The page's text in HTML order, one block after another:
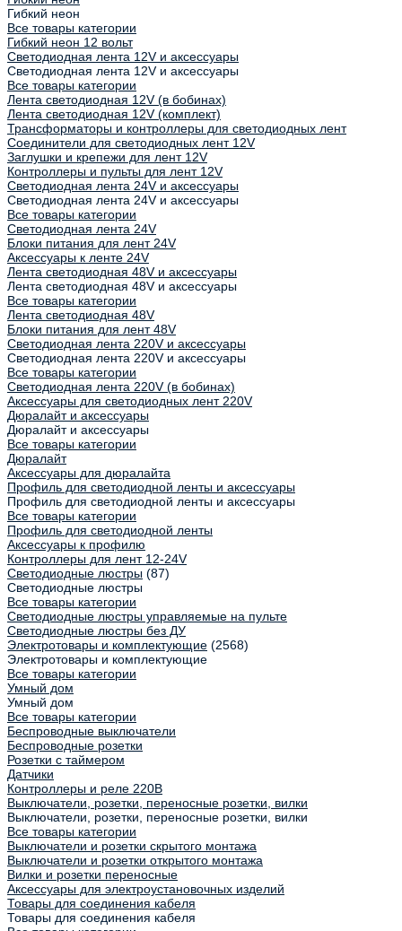
Гибкий неон
Все товары категории
Гибкий неон 12 вольт
Светодиодная лента 12V и аксессуары
Светодиодная лента 12V и аксессуары
Все товары категории
Лента светодиодная 12V (в бобинах)
Лента светодиодная 12V (комплект)
Трансформаторы и контроллеры для светодиодных лент
Соединители для светодиодных лент 12V
Заглушки и крепежи для лент 12V
Контроллеры и пульты для лент 12V
Светодиодная лента 24V и аксессуары
Светодиодная лента 24V и аксессуары
Все товары категории
Светодиодная лента 24V
Блоки питания для лент 24V
Аксессуары к ленте 24V
Лента светодиодная 48V и аксессуары
Лента светодиодная 48V и аксессуары
Все товары категории
Лента светодиодная 48V
Блоки питания для лент 48V
Светодиодная лента 220V и аксессуары
Светодиодная лента 220V и аксессуары
Все товары категории
Светодиодная лента 220V (в бобинах)
Аксессуары для светодиодных лент 220V
Дюралайт и аксессуары
Дюралайт и аксессуары
Все товары категории
Дюралайт
Аксессуары для дюралайта
Профиль для светодиодной ленты и аксессуары
Профиль для светодиодной ленты и аксессуары
Все товары категории
Профиль для светодиодной ленты
Аксессуары к профилю
Контроллеры для лент 12-24V
Светодиодные люстры (87)
Светодиодные люстры
Все товары категории
Светодиодные люстры управляемые на пульте
Светодиодные люстры без ДУ
Электротовары и комплектующие (2568)
Электротовары и комплектующие
Все товары категории
Умный дом
Умный дом
Все товары категории
Беспроводные выключатели
Беспроводные розетки
Розетки с таймером
Датчики
Контроллеры и реле 220В
Выключатели, розетки, переносные розетки, вилки
Выключатели, розетки, переносные розетки, вилки
Все товары категории
Выключатели и розетки скрытого монтажа
Выключатели и розетки открытого монтажа
Вилки и розетки переносные
Аксессуары для электроустановочных изделий
Товары для соединения кабеля
Товары для соединения кабеля